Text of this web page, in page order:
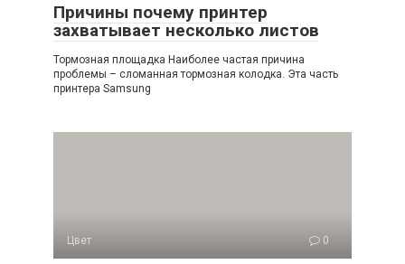
Причины почему принтер
захватывает несколько листов
Тормозная площадка Наиболее частая причина
проблемы – сломанная тормозная колодка. Эта часть
принтера Samsung
Цвет 0